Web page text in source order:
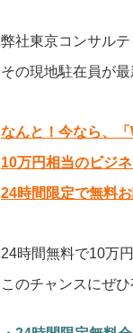
弊社東京コンサル
その現地駐在員が
なんと！今なら、
10万円相当のビジ
24時間限定で無料
24時間無料で10万
このチャンスにぜ